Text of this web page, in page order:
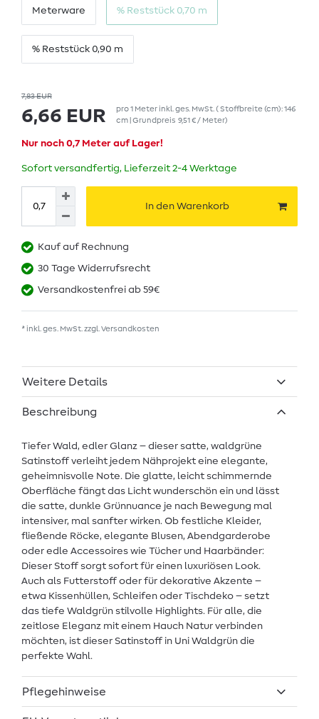
Meterware % Reststück 0,70 m
% Reststück 0,90 m
7,83 EUR
6,66 EUR pro1 Meter inkl. ges. MwSt.( Stoffbreite (cm): 146
cm | Grundpreis 9,51 € / Meter)
Nur noch 0,7 Meter auf Lager!
Sofort versandfertig, Lieferzeit 2-4 Werktage
In den Warenkorb
Kauf auf Rechnung
30 Tage Widerrufsrecht
Versandkostenfrei ab 59€
* inkl. ges. MwSt. zzgl.Versandkosten
Weitere Details
Beschreibung
Tiefer Wald, edler Glanz – dieser satte, waldgrüne
Satinstoff verleiht jedem Nähprojekt eine elegante,
geheimnisvolle Note. Die glatte, leicht schimmernde
Oberfläche fängt das Licht wunderschön ein und lässt
die satte, dunkle Grünnuance je nach Bewegung mal
intensiver, mal sanfter wirken. Ob festliche Kleider,
fließende Röcke, elegante Blusen, Abendgarderobe
oder edle Accessoires wie Tücher und Haarbänder:
Dieser Stoff sorgt sofort für einen luxuriösen Look.
Auch als Futterstoff oder für dekorative Akzente –
etwa Kissenhüllen, Schleifen oder Tischdeko – setzt
das tiefe Waldgrün stilvolle Highlights. Für alle, die
zeitlose Eleganz mit einem Hauch Natur verbinden
möchten, ist dieser Satinstoff in Uni Waldgrün die
perfekte Wahl.
Pflegehinweise